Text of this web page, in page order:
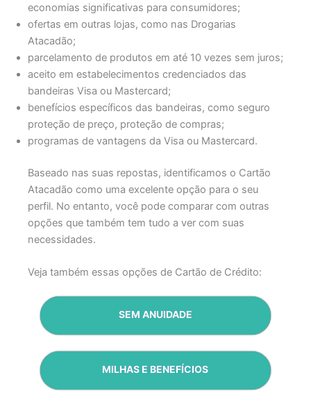
economias significativas para consumidores;
ofertas em outras lojas, como nas Drogarias
Atacadão;
parcelamento de produtos em até 10 vezes sem juros;
aceito em estabelecimentos credenciados das
bandeiras Visa ou Mastercard;
benefícios específicos das bandeiras, como seguro
proteção de preço, proteção de compras;
programas de vantagens da Visa ou Mastercard.
Baseado nas suas repostas, identificamos o Cartão
Atacadão como uma excelente opção para o seu
perfil. No entanto, você pode comparar com outras
opções que também tem tudo a ver com suas
necessidades.
Veja também essas opções de Cartão de Crédito:
SEM ANUIDADE
MILHAS E BENEFÍCIOS